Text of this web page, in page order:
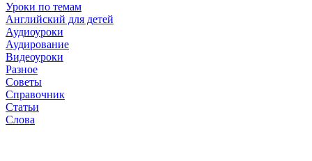
Уроки по темам
Английский для детей
Аудиоуроки
Аудирование
Видеоуроки
Разное
Советы
Справочник
Статьи
Слова